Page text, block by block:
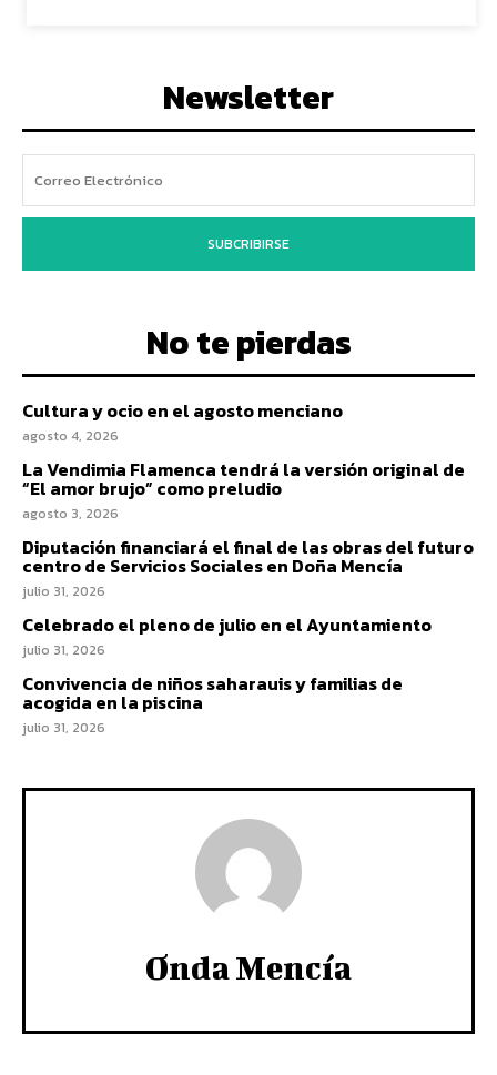
Newsletter
SUBCRIBIRSE
No te pierdas
Cultura y ocio en el agosto menciano
agosto 4, 2026
La Vendimia Flamenca tendrá la versión original de
“El amor brujo” como preludio
agosto 3, 2026
Diputación financiará el final de las obras del futuro
centro de Servicios Sociales en Doña Mencía
julio 31, 2026
Celebrado el pleno de julio en el Ayuntamiento
julio 31, 2026
Convivencia de niños saharauis y familias de
acogida en la piscina
julio 31, 2026
Onda Mencía